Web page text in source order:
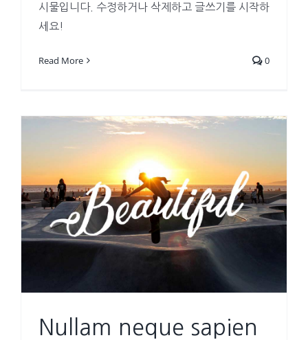
시물입니다. 수정하거나 삭제하고 글쓰기를 시작하
세요!
Read More 0
Nullam neque sapien